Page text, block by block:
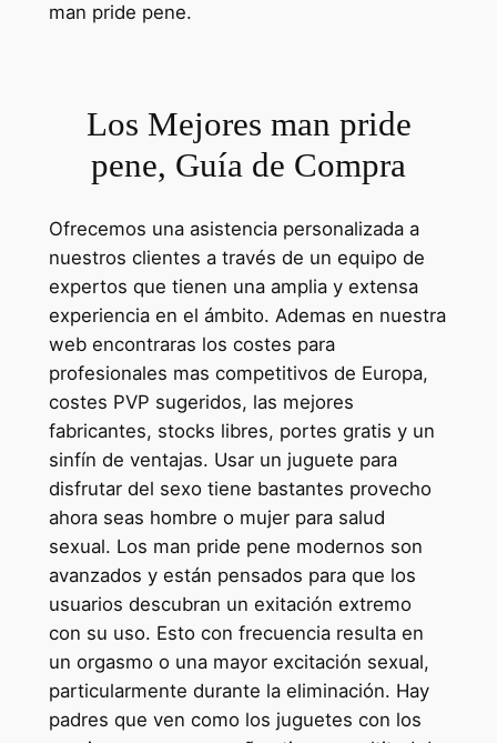
man pride pene.
Los Mejores man pride
pene, Guía de Compra
Ofrecemos una asistencia personalizada a
nuestros clientes a través de un equipo de
expertos que tienen una amplia y extensa
experiencia en el ámbito. Ademas en nuestra
web encontraras los costes para
profesionales mas competitivos de Europa,
costes PVP sugeridos, las mejores
fabricantes, stocks libres, portes gratis y un
sinfín de ventajas. Usar un juguete para
disfrutar del sexo tiene bastantes provecho
ahora seas hombre o mujer para salud
sexual. Los man pride pene modernos son
avanzados y están pensados para que los
usuarios descubran un exitación extremo
con su uso. Esto con frecuencia resulta en
un orgasmo o una mayor excitación sexual,
particularmente durante la eliminación. Hay
padres que ven como los juguetes con los